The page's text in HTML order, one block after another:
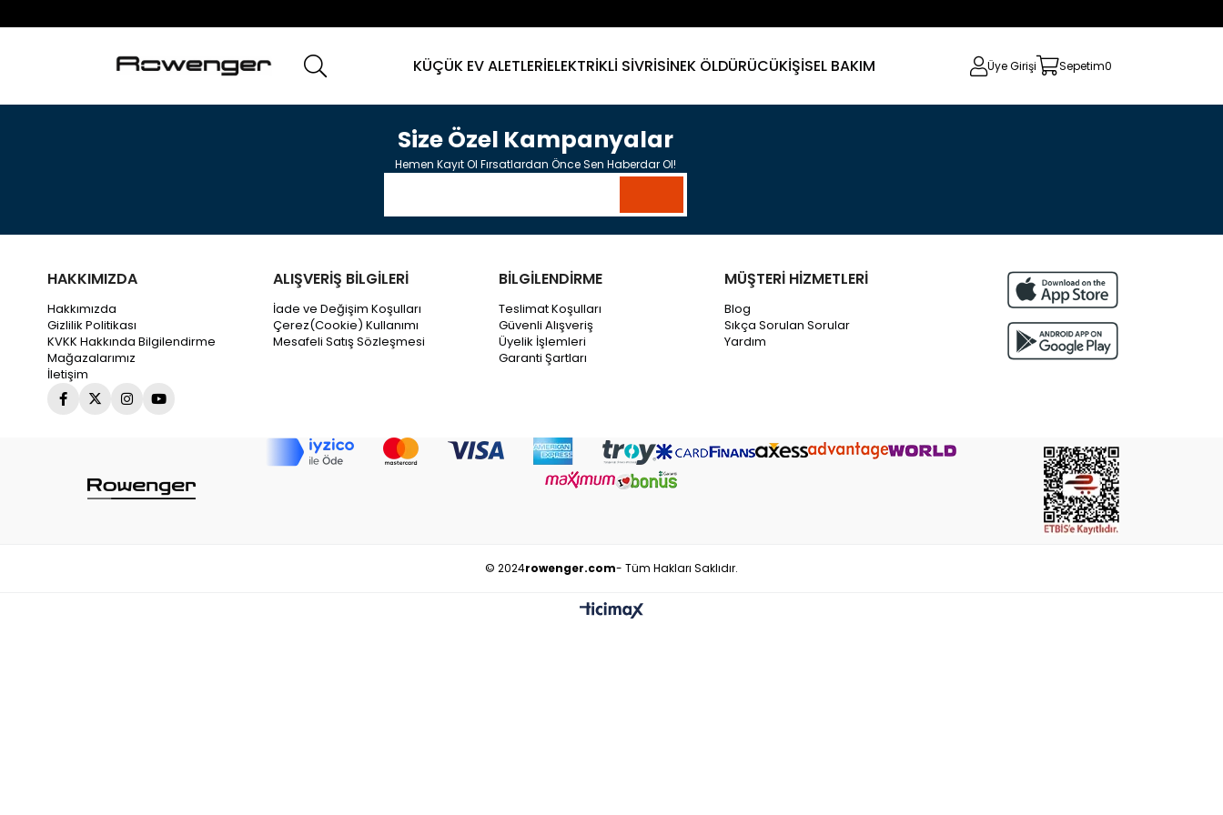
KÜÇÜK EV ALETLERİELEKTRİKLİ SİVRİSİNEK ÖLDÜRÜCÜKİŞİSEL BAKIM Üye Girişi Sepetim0
Size Özel Kampanyalar
Hemen Kayıt Ol Fırsatlardan Önce Sen Haberdar Ol!
HAKKIMIZDA
Hakkımızda
Gizlilik Politikası
KVKK Hakkında Bilgilendirme
Mağazalarımız
İletişim
ALIŞVERİŞ BİLGİLERİ
İade ve Değişim Koşulları
Çerez(Cookie) Kullanımı
Mesafeli Satış Sözleşmesi
BİLGİLENDİRME
Teslimat Koşulları
Güvenli Alışveriş
Üyelik İşlemleri
Garanti Şartları
MÜŞTERİ HİZMETLERİ
Blog
Sıkça Sorulan Sorular
Yardım
© 2024rowenger.com- Tüm Hakları Saklıdır.